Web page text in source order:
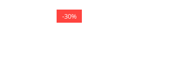
-30%